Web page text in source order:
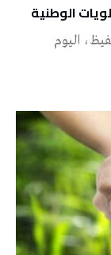
الوطنية
اليوم